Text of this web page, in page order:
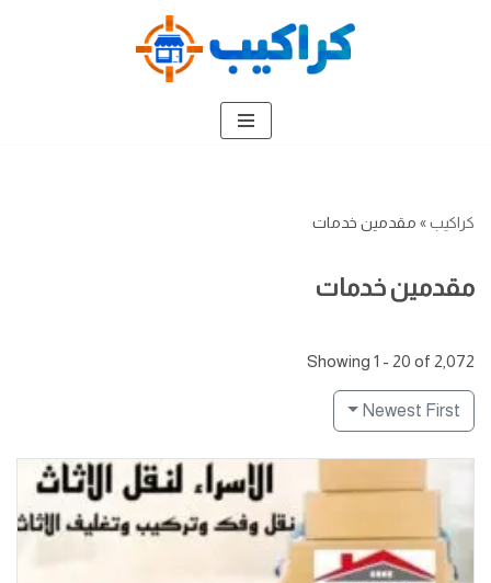
كراكيب» مقدمين خدمات
مقدمين خدمات
Showing 1 - 20 of 2,072
Newest First